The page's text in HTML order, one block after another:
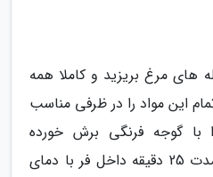
های مرغ بریزید و کاملا همه
این مواد را در ظرفی مناسب
با گوجه فرنگی برش خورده
بپوشانید. حالا ظرف را به مدت 25 دقیقه داخل فر با دمای